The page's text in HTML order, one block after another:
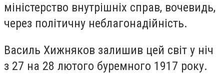
міністерство внутрішніх справ, вочевидь,
через політичну неблагонадійність.
Василь Хижняков залишив цей світ у ніч
з 27 на 28 лютого буремного 1917 року.